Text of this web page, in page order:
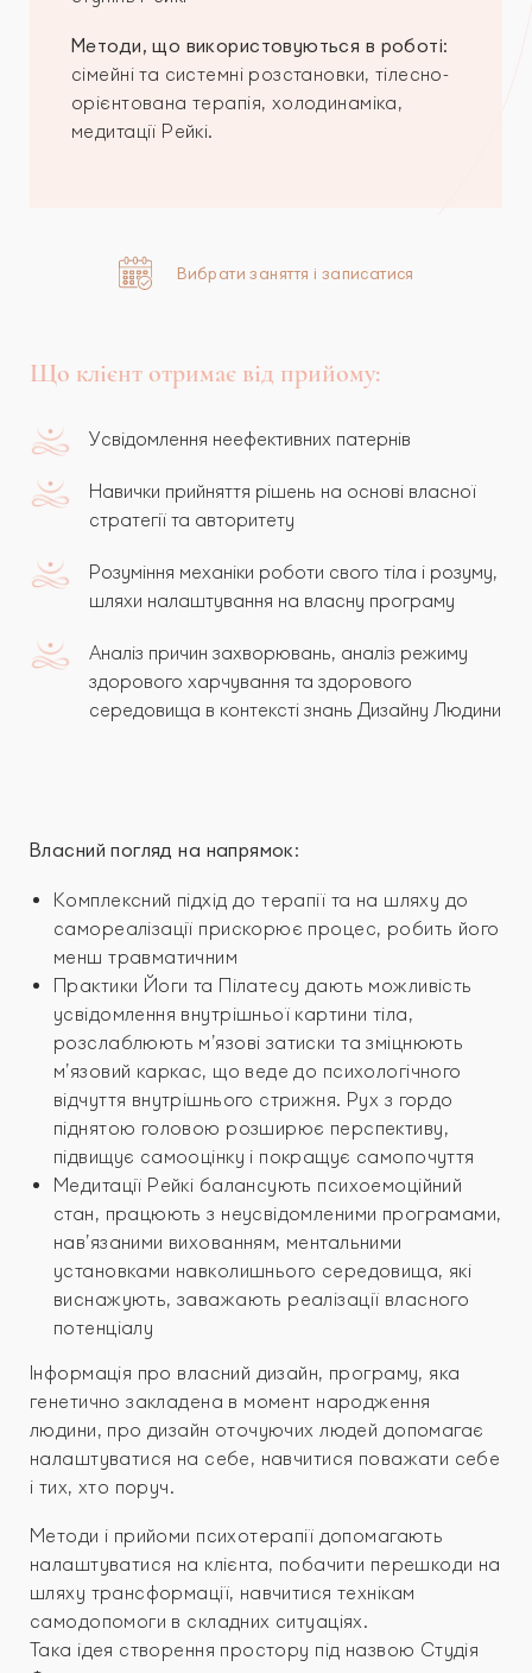
Методи, що використовуються в роботі:
сімейні та системні розстановки, тілесно-
орієнтована терапія, холодинаміка,
медитації Рейкі.
Вибрати заняття і записатися
Що клієнт отримає від прийому:
Усвідомлення неефективних патернів
Навички прийняття рішень на основі власної
стратегії та авторитету
Розуміння механіки роботи свого тіла і розуму,
шляхи налаштування на власну програму
Аналіз причин захворювань, аналіз режиму
здорового харчування та здорового
середовища в контексті знань Дизайну Людини
Власний погляд на напрямок:
Комплексний підхід до терапії та на шляху до
самореалізації прискорює процес, робить його
менш травматичним
Практики Йоги та Пілатесу дають можливість
усвідомлення внутрішньої картини тіла,
розслаблюють м’язові затиски та зміцнюють
м’язовий каркас, що веде до психологічного
відчуття внутрішнього стрижня. Рух з гордо
піднятою головою розширює перспективу,
підвищує самооцінку і покращує самопочуття
Медитації Рейкі балансують психоемоційний
стан, працюють з неусвідомленими програмами,
нав’язаними вихованням, ментальними
установками навколишнього середовища, які
виснажують, заважають реалізації власного
потенціалу
Інформація про власний дизайн, програму, яка
генетично закладена в момент народження
людини, про дизайн оточуючих людей допомагає
налаштуватися на себе, навчитися поважати себе
і тих, хто поруч.
Методи і прийоми психотерапії допомагають
налаштуватися на клієнта, побачити перешкоди на
шляху трансформації, навчитися технікам
самодопомоги в складних ситуаціях.
Така ідея створення простору під назвою Студія